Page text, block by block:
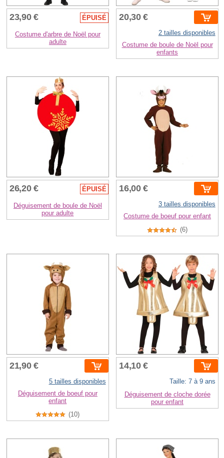
23,90 € ÉPUISÉ
Costume d'arbre de Noël pour
adulte
20,30 €
2 tailles disponibles
Costume de boule de Noël pour
enfants
26,20 € ÉPUISÉ
Déguisement de boule de Noël
pour adulte
16,00 €
3 tailles disponibles
Costume de boeuf pour enfant
(6)
21,90 €
5 tailles disponibles
Déguisement de boeuf pour
enfant
(10)
14,10 €
Taille: 7 à 9 ans
Déguisement de cloche dorée
pour enfant